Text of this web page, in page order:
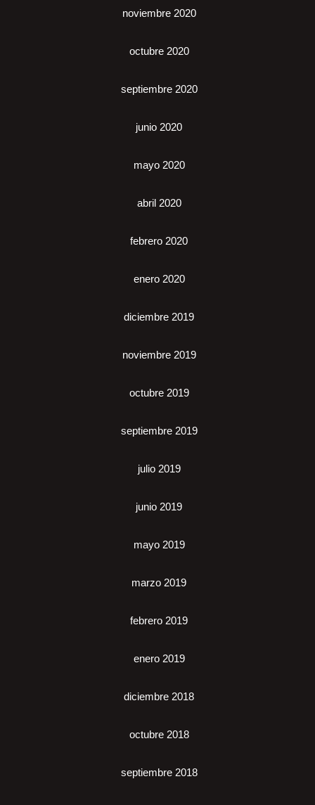
noviembre 2020
octubre 2020
septiembre 2020
junio 2020
mayo 2020
abril 2020
febrero 2020
enero 2020
diciembre 2019
noviembre 2019
octubre 2019
septiembre 2019
julio 2019
junio 2019
mayo 2019
marzo 2019
febrero 2019
enero 2019
diciembre 2018
octubre 2018
septiembre 2018